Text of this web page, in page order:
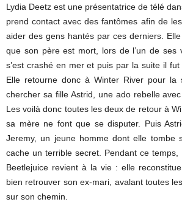
Lydia Deetz est une présentatrice de télé
prend contact avec des fantômes afin de
aider des gens hantés par ces derniers.
que son père est mort, lors de l’un de ses
s’est crashé en mer et puis par la suite il fut
Elle retourne donc à Winter River pour la
chercher sa fille Astrid, une ado rebelle
Les voilà donc toutes les deux de retour à
sa mère ne font que se disputer. Puis
Jeremy, un jeune homme dont elle tombe
cache un terrible secret. Pendant ce
Beetlejuice revient à la vie : elle
bien retrouver son ex-mari, avalant toutes
sur son chemin.